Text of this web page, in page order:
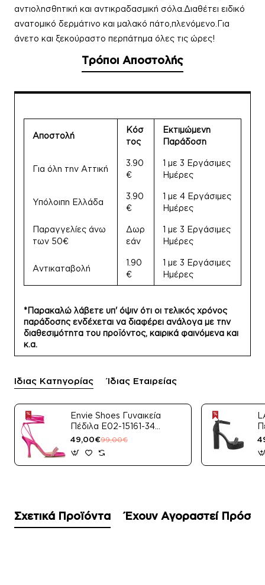
αντιολησθητική και αντικραδασμική σόλα.Διαθέτει ειδικό
ανατομικό δερμάτινο και μαλακό πάτο,πλενόμενο.Για
άνετο και ξεκούραστο περπάτημα όλες τις ώρες!
Τρόποι Αποστολής
Αποστολή
Κόσ
τος
Εκτιμώμενη
Παράδοση
Για όλη την Αττική
3.90
€
1 με 3 Εργάσιμες
Ημέρες
Υπόλοιπη Ελλάδα
3.90
€
1 με 4 Εργάσιμες
Ημέρες
Παραγγελίες άνω
των 50€
Δωρ
εάν
1 με 3 Εργάσιμες
Ημέρες
Αντικαταβολή
1.90
€
1 με 3 Εργάσιμες
Ημέρες
*Παρακαλώ λάβετε υπ' όψιν ότι οι τελικός χρόνος
παράδοσης ενδέχεται να διαφέρει ανάλογα με την
διαθεσιμότητα του προϊόντος, καιρικά φαινόμενα και
κ.α.
Ίδιας Κατηγορίας Ίδιας Εταιρείας
Envie Shoes Γυναικεία
Πέδιλα E02-15161-34
Μαύρο Satin
49,00€99,00€
Σχετικά Προϊόντα Έχουν Αγοραστεί